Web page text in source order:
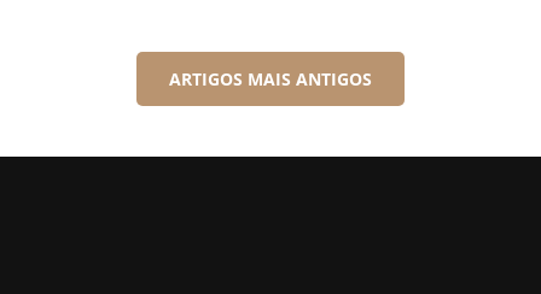
ARTIGOS MAIS ANTIGOS